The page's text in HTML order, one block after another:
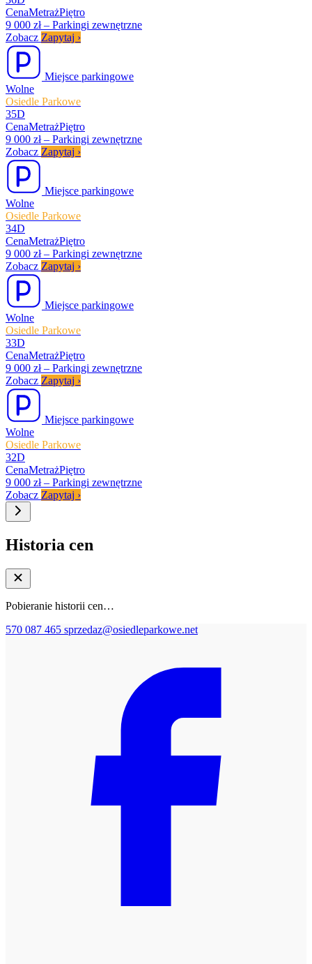
CenaMetrażPiętro
9 000 zł – Parkingi zewnętrzne
Zobacz Zapytaj ›
Miejsce parkingowe
Wolne
Osiedle Parkowe
35D
CenaMetrażPiętro
9 000 zł – Parkingi zewnętrzne
Zobacz Zapytaj ›
Miejsce parkingowe
Wolne
Osiedle Parkowe
34D
CenaMetrażPiętro
9 000 zł – Parkingi zewnętrzne
Zobacz Zapytaj ›
Miejsce parkingowe
Wolne
Osiedle Parkowe
33D
CenaMetrażPiętro
9 000 zł – Parkingi zewnętrzne
Zobacz Zapytaj ›
Miejsce parkingowe
Wolne
Osiedle Parkowe
32D
CenaMetrażPiętro
9 000 zł – Parkingi zewnętrzne
Zobacz Zapytaj ›
Historia cen
Pobieranie historii cen…
570 087 465 sprzedaz@osiedleparkowe.net